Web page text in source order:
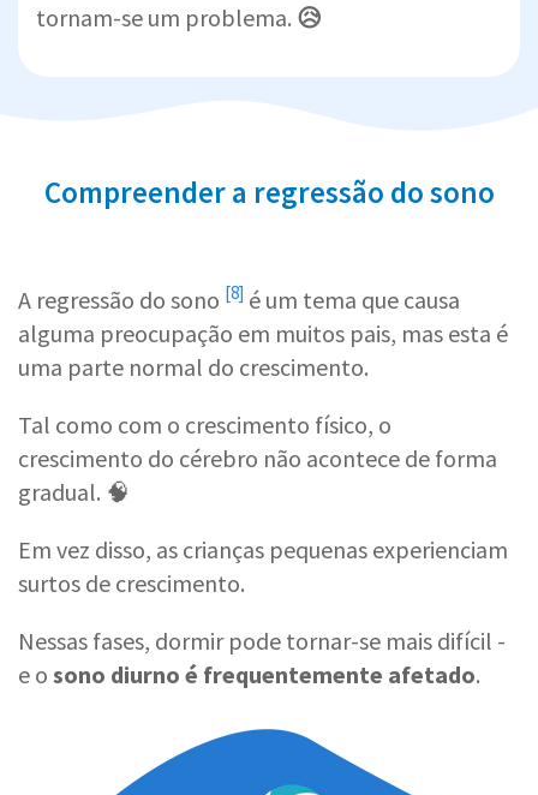
tornam-se um problema. 😥
Compreender a regressão do sono
A regressão do sono [8] é um tema que causa
alguma preocupação em muitos pais, mas esta é
uma parte normal do crescimento.
Tal como com o crescimento físico, o
crescimento do cérebro não acontece de forma
gradual. 🧠
Em vez disso, as crianças pequenas experienciam
surtos de crescimento.
Nessas fases, dormir pode tornar-se mais difícil -
e o sono diurno é frequentemente afetado.